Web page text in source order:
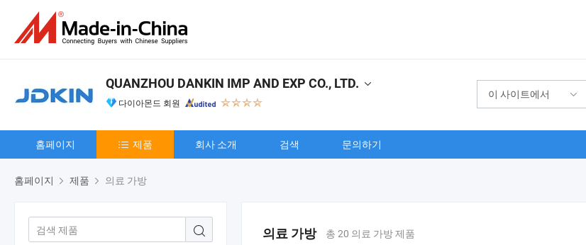
이 사이트에서
QUANZHOU DANKIN IMP AND EXP CO., LTD.
다이아몬드 회원
홈페이지 제품 회사 소개 검색 문의하기
홈페이지 제품 의료 가방
의료 가방 총 20 의료 가방 제품